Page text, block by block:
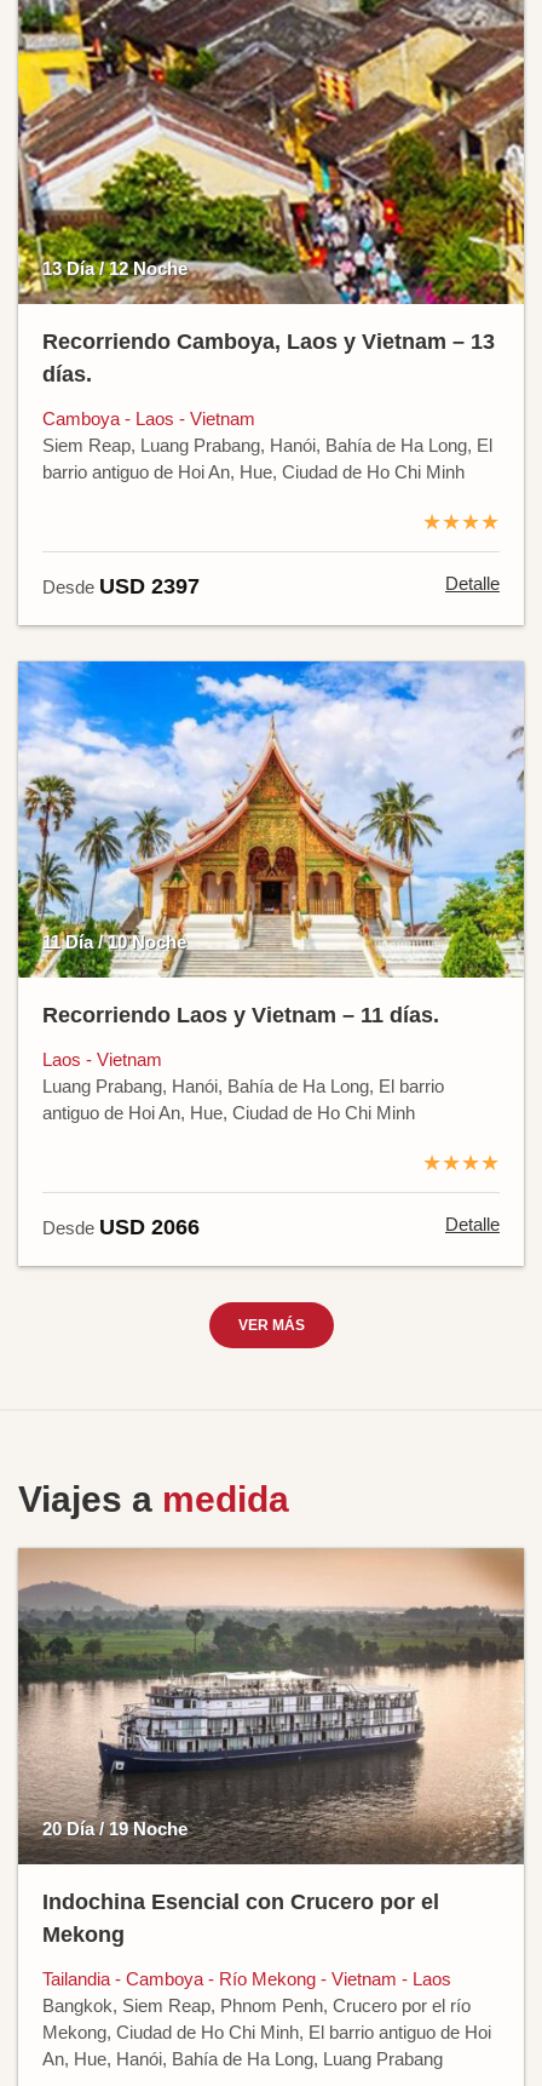
13 Día / 12 Noche
Recorriendo Camboya, Laos y Vietnam – 13
días.
Camboya - Laos - Vietnam
Siem Reap, Luang Prabang, Hanói, Bahía de Ha Long, El
barrio antiguo de Hoi An, Hue, Ciudad de Ho Chi Minh
★★★★
Desde USD 2397 Detalle
11 Día / 10 Noche
Recorriendo Laos y Vietnam – 11 días.
Laos - Vietnam
Luang Prabang, Hanói, Bahía de Ha Long, El barrio
antiguo de Hoi An, Hue, Ciudad de Ho Chi Minh
★★★★
Desde USD 2066 Detalle
VER MÁS
Viajes a medida
20 Día / 19 Noche
Indochina Esencial con Crucero por el
Mekong
Tailandia - Camboya - Río Mekong - Vietnam - Laos
Bangkok, Siem Reap, Phnom Penh, Crucero por el río
Mekong, Ciudad de Ho Chi Minh, El barrio antiguo de Hoi
An, Hue, Hanói, Bahía de Ha Long, Luang Prabang